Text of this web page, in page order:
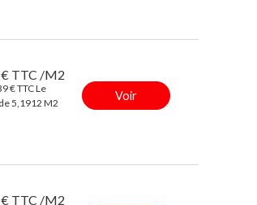
TTC /M2
€ TTC Le
5,1912 M2
Voir
TTC /M2